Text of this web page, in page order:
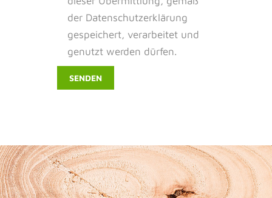
der Datenschutzerklärung
gespeichert, verarbeitet und
genutzt werden dürfen.